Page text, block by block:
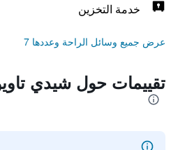
خدمة التخزين
عرض جميع وسائل الراحة وعددها 7
تقييمات حول شيدي